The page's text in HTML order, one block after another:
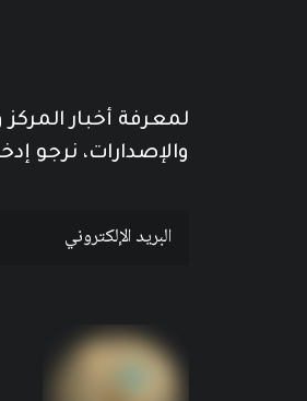
لمعرفة أخبار
والإصدارات، نرجو